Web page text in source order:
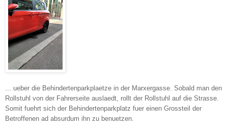
... ueber die Behindertenparkplaetze in der Marxergasse. Sobald man den
Rollstuhl von der Fahrerseite auslaedt, rollt der Rollstuhl auf die Strasse.
Somit fuehrt sich der Behindertenparkplatz fuer einen Grossteil der
Betroffenen ad absurdum ihn zu benuetzen.